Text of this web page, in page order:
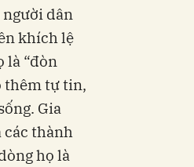
dân
khích lệ
là “đòn
thêm tự tin,
Gia
thành
họ là